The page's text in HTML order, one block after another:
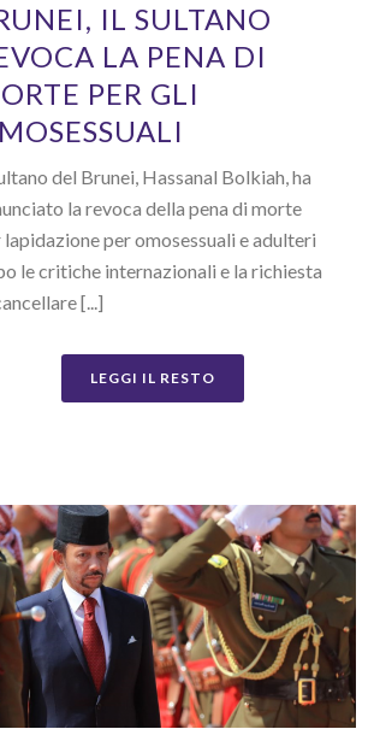
IL SULTANO
LA PENA DI
PER GLI
del Brunei, Hassanal Bolkiah, ha
la revoca della pena di morte
lapidazione per omosessuali e adulteri
le critiche internazionali e la richiesta
[...]
LEGGI IL RESTO